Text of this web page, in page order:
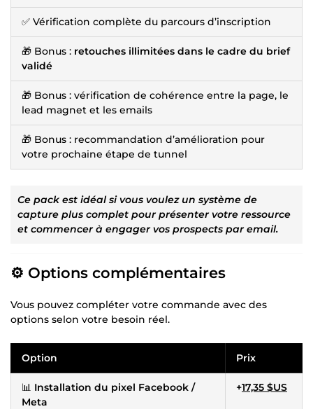
✅ Vérification complète du parcours d’inscription
🎁 Bonus : retouches illimitées dans le cadre du brief
validé
🎁 Bonus : vérification de cohérence entre la page, le
lead magnet et les emails
🎁 Bonus : recommandation d’amélioration pour
votre prochaine étape de tunnel
Ce pack est idéal si vous voulez un système de
capture plus complet pour présenter votre ressource
et commencer à engager vos prospects par email.
⚙️ Options complémentaires
Vous pouvez compléter votre commande avec des
options selon votre besoin réel.
Option Prix
📊 Installation du pixel Facebook /
Meta
+17,35 $US